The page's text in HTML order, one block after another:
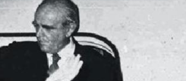
Κυβερνητική απληστία και αντιπολιτευτική αφασία
“ένα συγκεντρωτικό μοντέλο αποφάσεων από